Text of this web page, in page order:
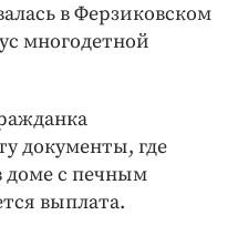
в Ферзиковском
многодетной
документы, где
доме с печным
выплата.